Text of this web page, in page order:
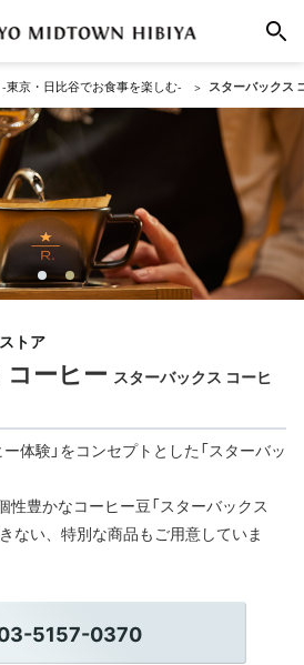
東京・日比谷でお食事を楽しむ- スターバックス
トア
ーヒー スターバックス コーヒ
体験」をコンセプトとした「スターバッ
性豊かなコーヒー豆「スターバックス
ない、特別な商品もご用意していま
5157-0370